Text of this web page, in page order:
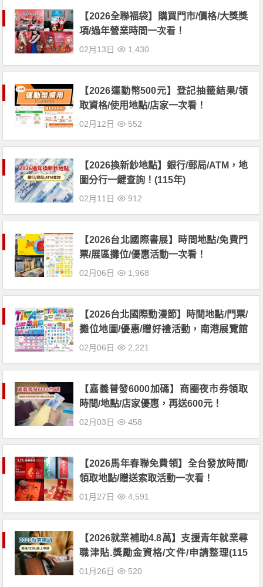
【2026全聯福袋】購買門市/價格/大獎獎
項/過年營業時間一次看！
02月13日 1,430
【2026運動幣500元】登記抽籤結果/領
取資格/使用地點/店家一次看！
02月12日 552
【2026換新鈔地點】銀行/郵局/ATM，地
圖分行一鍵查詢！(115年)
02月11日 912
【2026台北國際書展】時間地點/免費門
票/展區攤位/優惠活動一次看！
02月06日 1,968
【2026台北國際動漫節】時間地點/門票/
攤位地圖/優惠/贈好禮活動，南港展覽館
展出！
02月06日 2,221
【嘉義普發6000加碼】商圈夜市券領取
時間/地點/店家優惠，再送600元！
02月03日 458
【2026馬年春聯免費領】全台發放時間/
領取地點/贈送索取活動一次看！
01月27日 4,591
【2026就業補助4.8萬】支援青年就業尋
職津貼.獎勵金資格/文件/申請整理(115
年)
01月26日 520